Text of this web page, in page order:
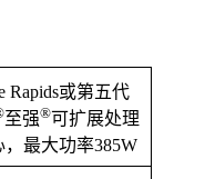
Rapids或第五代
至强®可扩展处理
最大功率385W